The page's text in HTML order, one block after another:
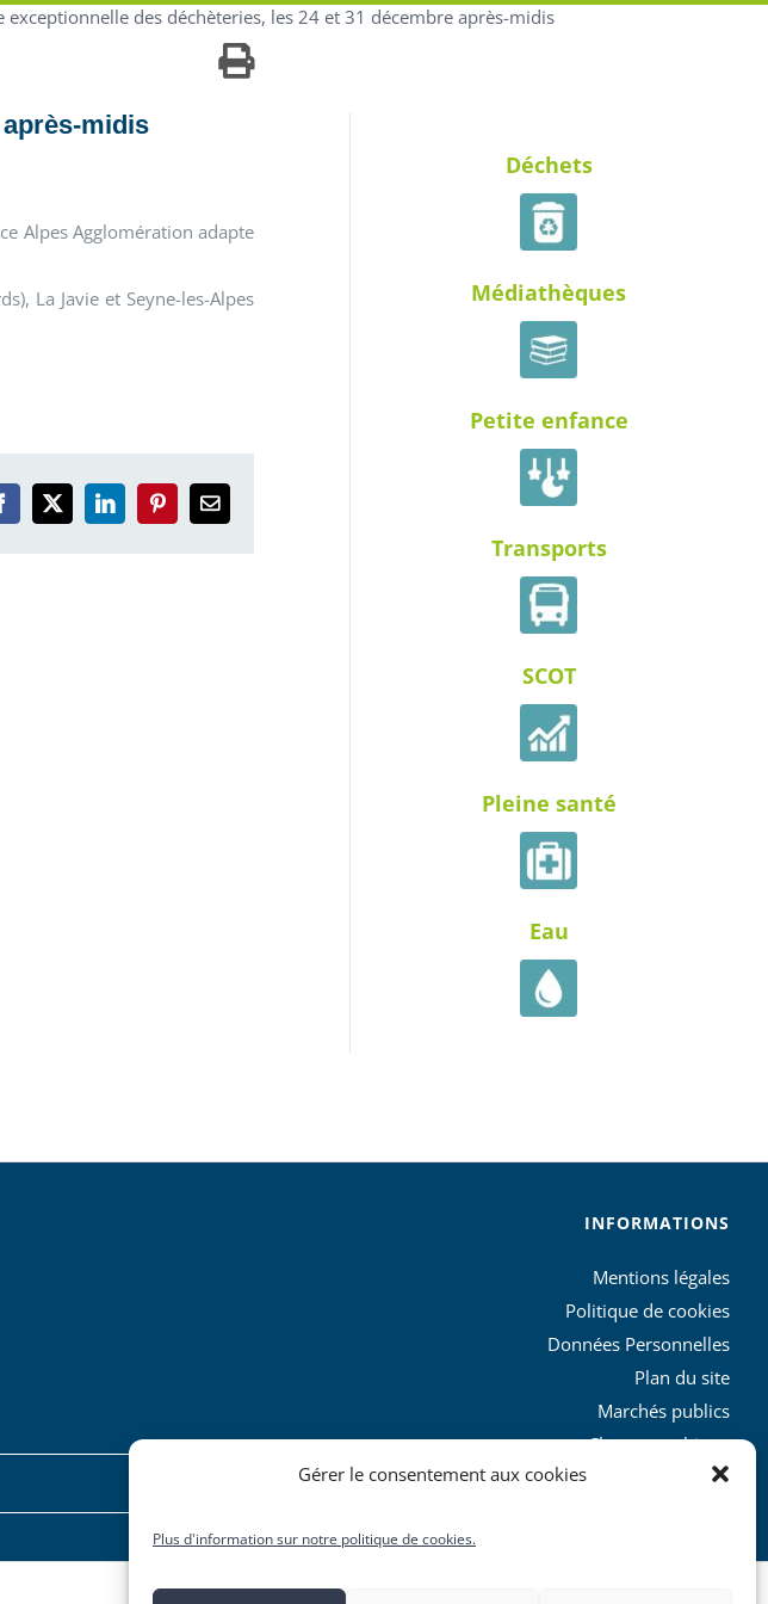
Gérer le consentement aux cookies
Plus d'information sur notre politique de cookies.
exceptionnelle des déchèteries, les 24 et 31 décembre après-midis
midis
Alpes Agglomération adapte
La Javie et Seyne-les-Alpes
X LinkedInPinterestEmail
Déchets
Médiathèques
Petite enfance
Transports
SCOT
Pleine santé
Eau
INFORMATIONS
Mentions légales
Politique de cookies
Données Personnelles
Plan du site
Marchés publics
Charte graphique
L’agglo recrute